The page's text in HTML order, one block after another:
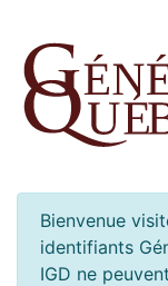
Bienvenue
identifiants
IGD ne